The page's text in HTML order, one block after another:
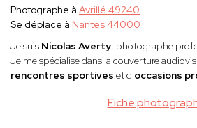
Fiche
Photographe à Avrillé 49240
Se déplace à Nantes 44000
Je suis Nicolas Averty, photographe
Je me spécialise dans la couverture
rencontres sportives et d'occasions